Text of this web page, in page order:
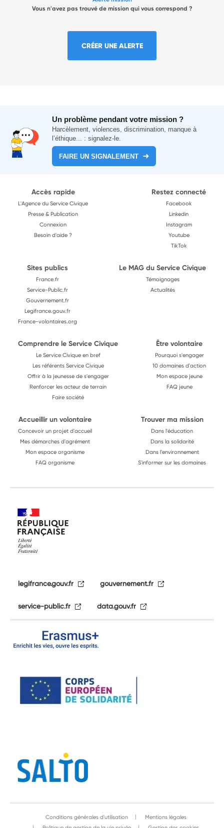
Vous n'avez pas trouvé de mission qui vous correspond ?
CRÉER UNE ALERTE
Un problème pendant votre mission ?
Harcèlement, violences, discrimination, manque à
l’éthique... : signalez-le.
FAIRE UN SIGNALEMENT
Accès rapide
L'Agence du Service Civique
Presse & Publication
Connexion
Besoin d'aide ?
Restez connecté
Facebook
Linkedin
Instagram
Youtube
TikTok
Sites publics
France.fr
Service-Public.fr
Gouvernement.fr
Legifrance.gouv.fr
France-volontaires.org
Le MAG du Service Civique
Témoignages
Actualités
Comprendre le Service Civique
Le Service Civique en bref
Les référents Service Civique
Offrir à la jeunesse de s'engager
Renforcer les acteur de terrain
Faire société
Être volontaire
Pourquoi s'engager
10 domaines d'action
Mon espace jeune
FAQ jeune
Accueillir un volontaire
Concevoir un projet d'accueil
Mes démarches d'agrément
Mon espace organisme
FAQ organisme
Trouver ma mission
Dans l'éducation
Dans la solidarité
Dans l'environnement
S'informer sur les domaines
legifrance.gouv.fr gouvernement.fr
service-public.fr data.gouv.fr
Conditions générales d'utilisation
Mentions légales